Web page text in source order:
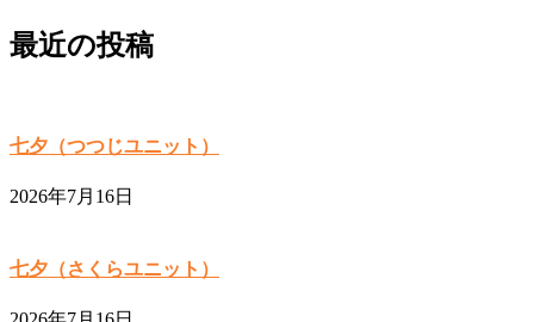
最近の投稿
七夕（つつじユニット）
2026年7月16日
七夕（さくらユニット）